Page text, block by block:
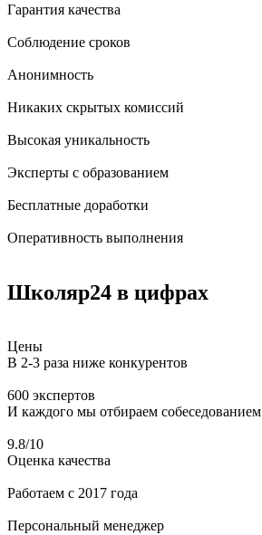
Гарантия качества
Соблюдение сроков
Анонимность
Никаких скрытых комиссий
Высокая уникальность
Эксперты с образованием
Бесплатные доработки
Оперативность выполнения
Школяр24 в цифрах
Цены
В 2-3 раза ниже конкурентов
600 экспертов
И каждого мы отбираем собеседованием
9.8/10
Оценка качества
Работаем с 2017 года
Персональный менеджер